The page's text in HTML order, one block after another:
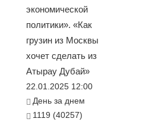
экономической
политики». «Как
грузин из Москвы
хочет сделать из
Атырау Дубай»
22.01.2025 12:00
День за днем
1119 (40257)